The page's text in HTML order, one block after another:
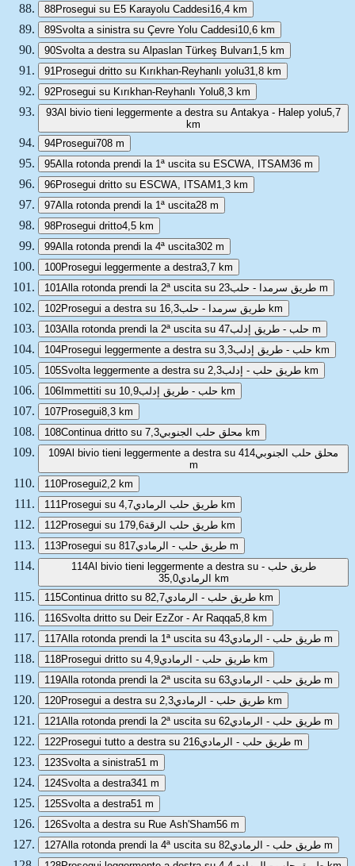
88Prosegui su E5 Karayolu Caddesi16,4 km
89Svolta a sinistra su Çevre Yolu Caddesi10,6 km
90Svolta a destra su Alpaslan Türkeş Bulvarı1,5 km
91 Prosegui dritto su Kırıkhan-Reyhanlı yolu31,8 km
92Prosegui su Kırıkhan-Reyhanlı Yolu8,3 km
93Al bivio tieni leggermente a destra su Antakya - Halep yolu5,7
km
94Prosegui708 m
95Alla rotonda prendi la 1ª uscita su ESCWA, ITSAM36 m
96Prosegui dritto su ESCWA, ITSAM1,3 km
97Alla rotonda prendi la 1ª uscita28 m
98Prosegui dritto4,5 km
99Alla rotonda prendi la 4ª uscita302 m
100Prosegui leggermente a destra3,7 km
101
Alla rotonda prendi la 2ª uscita su طريق سرمدا - حلب 23 m
102
Prosegui a destra su طريق سرمدا - حلب 16,3 km
103
Alla rotonda prendi la 2ª uscita su حلب - طريق إدلب 47 m
104
Prosegui leggermente a destra su حلب - طريق إدلب 3,3 km
105
Svolta leggermente a destra su طريق حلب - إدلب 2,3 km
106
Immettiti su حلب - طريق إدلب 10,9 km
107Prosegui8,3 km
108
Continua dritto su محلق حلب الجنوبي 7,3 km
109
Al bivio tieni leggermente a destra su محلق حلب الجنوبي414
m
110Prosegui2,2 km
111
Prosegui su طريق حلب الرمادي 4,7 km
112
Prosegui su طريق حلب الرقة 179,6 km
113
Prosegui su طريق حلب - الرمادي 817 m
114Al bivio tieni leggermente a destra su طريق حلب -
الرمادي 35,0 km
115
Continua dritto su طريق حلب - الرمادي 82,7 km
116Svolta dritto su Deir EzZor - Ar Raqqa5,8 km
117
Alla rotonda prendi la 1ª uscita su طريق حلب - الرمادي 43 m
118
Prosegui dritto su طريق حلب - الرمادي 4,9 km
119
Alla rotonda prendi la 2ª uscita su طريق حلب - الرمادي 63 m
120
Prosegui a destra su طريق حلب - الرمادي 2,3 km
121
Alla rotonda prendi la 2ª uscita su طريق حلب - الرمادي 62 m
122
Prosegui tutto a destra su طريق حلب - الرمادي 216 m
123Svolta a sinistra51 m
124Svolta a destra341 m
125Svolta a destra51 m
126Svolta a destra su Rue Ash'Sham56 m
127
Alla rotonda prendi la 4ª uscita su طريق حلب - الرمادي 82 m